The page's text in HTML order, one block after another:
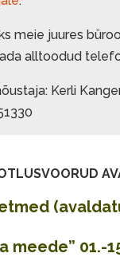
meie juures
alltoodud
Kerli
meede” 01.-